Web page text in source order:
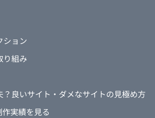
ション
り組み
良いサイト・ダメなサイトの見極め方
実績を見る